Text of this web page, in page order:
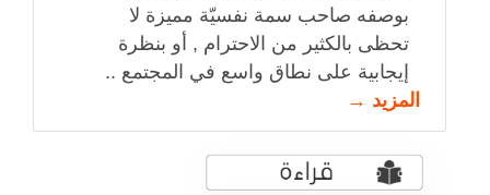
بوصفه صاحب سمة نفسيّة مميزة لا
تحظى بالكثير من الاحترام , أو بنظرة
إيجابية على نطاق واسع في المجتمع ..
المزيد →